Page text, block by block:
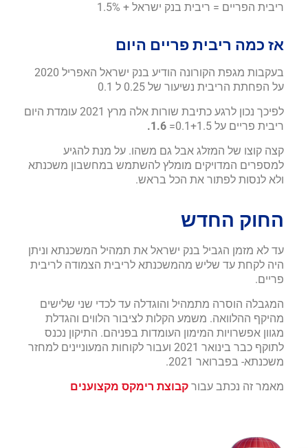
ריבית הפריים = ריבית בנק ישראל + 1.5%
אז כמה ריבית פריים היום
בעקבות מגפת הקורונה הודיע בנק ישראל האפריל 2020
על הפחתת הריבית נשיעור של 0.25 ל 0.1
לפיכך נכון לרגע כתיבת שורות אלה מרץ 2021 עומדת היום
ריבית פריים על 0.1+1.5=
קצה קוצו של המזלג אבל גם משהו. על מנת להגיע
למספרים המדויקים מומלץ להשתמש במחשבון משכנתא
ולא לנסות לפתור את הכל בראש.
החוק החדש
עד לא מזמן הגביל בנק ישראל את תמהיל המשכנתא וניתן
היה לקחת עד שליש מהמשכנתא לריבית הצמודה לריבית
פריים.
המגבלה הוסרה מתמהיל והוגדלה עד לכדי שני שלישים
מהיקף ההלוואה. משמע הקלות לציבור הלווים והגדלת
מגוון אפשרויות המימון העומדות בפניהם. התיקון נכנס
לתוקף כבר בינואר 2021 ועבור לקוחות המעוניינים למחזר
משכנתא- בפברואר 2021.
מאמר זה נכתב עבור קבוצת רימקס מקצוענים